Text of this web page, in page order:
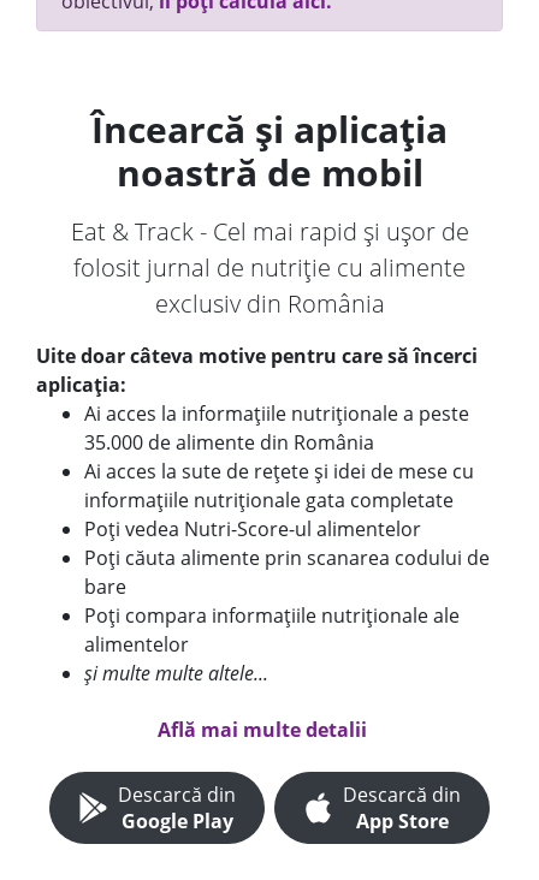
Încearcă și aplicația
noastră de mobil
Eat & Track - Cel mai rapid și ușor de
folosit jurnal de nutriție cu alimente
exclusiv din România
Uite doar câteva motive pentru care să încerci
aplicația:
Ai acces la informațiile nutriționale a peste
35.000 de alimente din România
Ai acces la sute de rețete și idei de mese cu
informațiile nutriționale gata completate
Poți vedea Nutri-Score-ul alimentelor
Poți căuta alimente prin scanarea codului de
bare
Poți compara informațiile nutriționale ale
alimentelor
și multe multe altele...
Află mai multe detalii
Descarcă din
Google Play
Descarcă din
App Store